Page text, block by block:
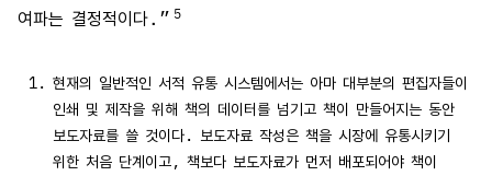
여파는 결정적이다.” 5
현재의 일반적인 서적 유통 시스템에서는 아마 대부분의 편집자들이
인쇄 및 제작을 위해 책의 데이터를 넘기고 책이 만들어지는 동안
보도자료를 쓸 것이다. 보도자료 작성은 책을 시장에 유통시키기
위한 처음 단계이고, 책보다 보도자료가 먼저 배포되어야 책이